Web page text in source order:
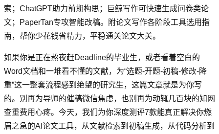
索；ChatGPT助力前期构思；巨鲸写作可快速生成问卷类论
文；PaperTan专攻智能改稿。附论文写作各阶段工具选用指
南，帮你少花钱省精力，平稳通关论文大关。
如果你是正在熬夜赶Deadline的毕业生，或者看着空白的
Word文档和一堆看不懂的文献，为“选题-开题-初稿-修改-降
重”这一整套流程感到绝望的研究生，这篇文章就是为你写
的。别再为导师的催稿微信焦虑，也别再为动辄几百块的知网
查重费用心疼。今天，我们为你深度测评7款能真正解决你燃
眉之急的AI论文工具，从文献检索到初稿生成，从代码分析到